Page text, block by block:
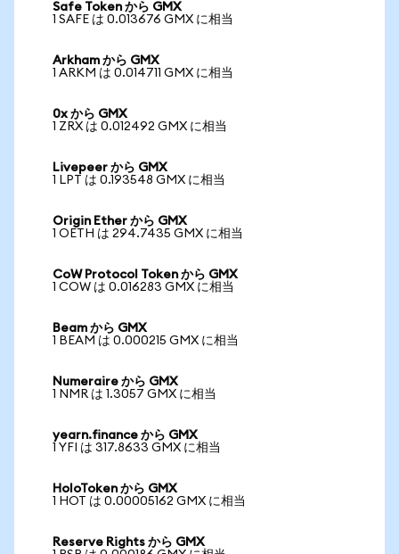
Safe Token から GMX
1 SAFE は 0.013676 GMX に相当
Arkham から GMX
1 ARKM は 0.014711 GMX に相当
0x から GMX
1 ZRX は 0.012492 GMX に相当
Livepeer から GMX
1 LPT は 0.193548 GMX に相当
Origin Ether から GMX
1 OETH は 294.7435 GMX に相当
CoW Protocol Token から GMX
1 COW は 0.016283 GMX に相当
Beam から GMX
1 BEAM は 0.000215 GMX に相当
Numeraire から GMX
1 NMR は 1.3057 GMX に相当
yearn.finance から GMX
1 YFI は 317.8633 GMX に相当
HoloToken から GMX
1 HOT は 0.00005162 GMX に相当
Reserve Rights から GMX